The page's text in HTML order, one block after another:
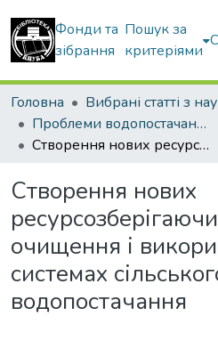
Фонди та
зібрання
Пошук за
критеріями
Головна
Проблеми водопостачання, водовідведення та гідравліки
Створення нових ресурсозберігаючих технологій очищення і використання води в системах сільськогосподарського водопостачання
Створення нових
очищення і
системах
водопостачання